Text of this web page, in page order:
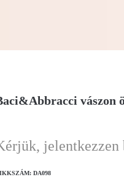
vászon
jelentkezzen
DA098